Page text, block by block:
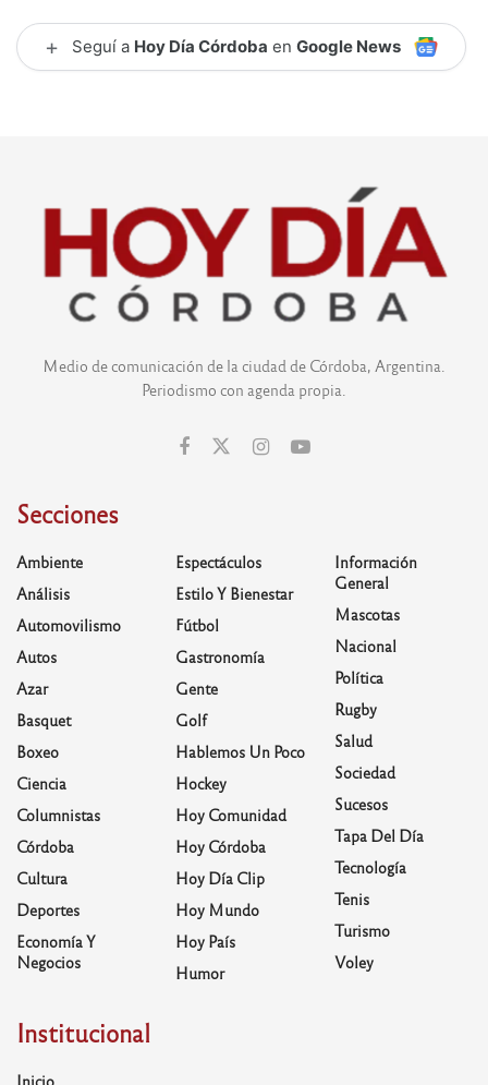
+ Seguí a Hoy Día Córdoba en Google News
Medio de comunicación de la ciudad de Córdoba, Argentina.
Periodismo con agenda propia.
Secciones
Ambiente
Análisis
Automovilismo
Autos
Azar
Basquet
Boxeo
Ciencia
Columnistas
Córdoba
Cultura
Deportes
Economía Y
Negocios
Espectáculos
Estilo Y Bienestar
Fútbol
Gastronomía
Gente
Golf
Hablemos Un Poco
Hockey
Hoy Comunidad
Hoy Córdoba
Hoy Día Clip
Hoy Mundo
Hoy País
Humor
Información
General
Mascotas
Nacional
Política
Rugby
Salud
Sociedad
Sucesos
Tapa Del Día
Tecnología
Tenis
Turismo
Voley
Institucional
Inicio